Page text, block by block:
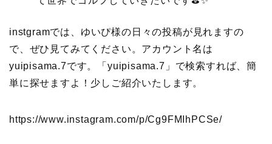
instgramでは、ゆいぴ様の日々の投稿が見れますの
で、ぜひ見てみてください。アカウント名は
yuipisama.7です。「yuipisama.7」で検索すれば、簡
単に探せますよ！少しご紹介いたします。
https://www.instagram.com/p/Cg9FMIhPCSe/